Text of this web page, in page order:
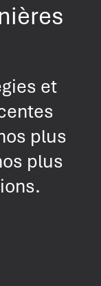
et
plus
plus